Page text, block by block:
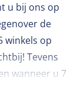
u bij ons op
de
winkels op
Tevens
wanneer u 7